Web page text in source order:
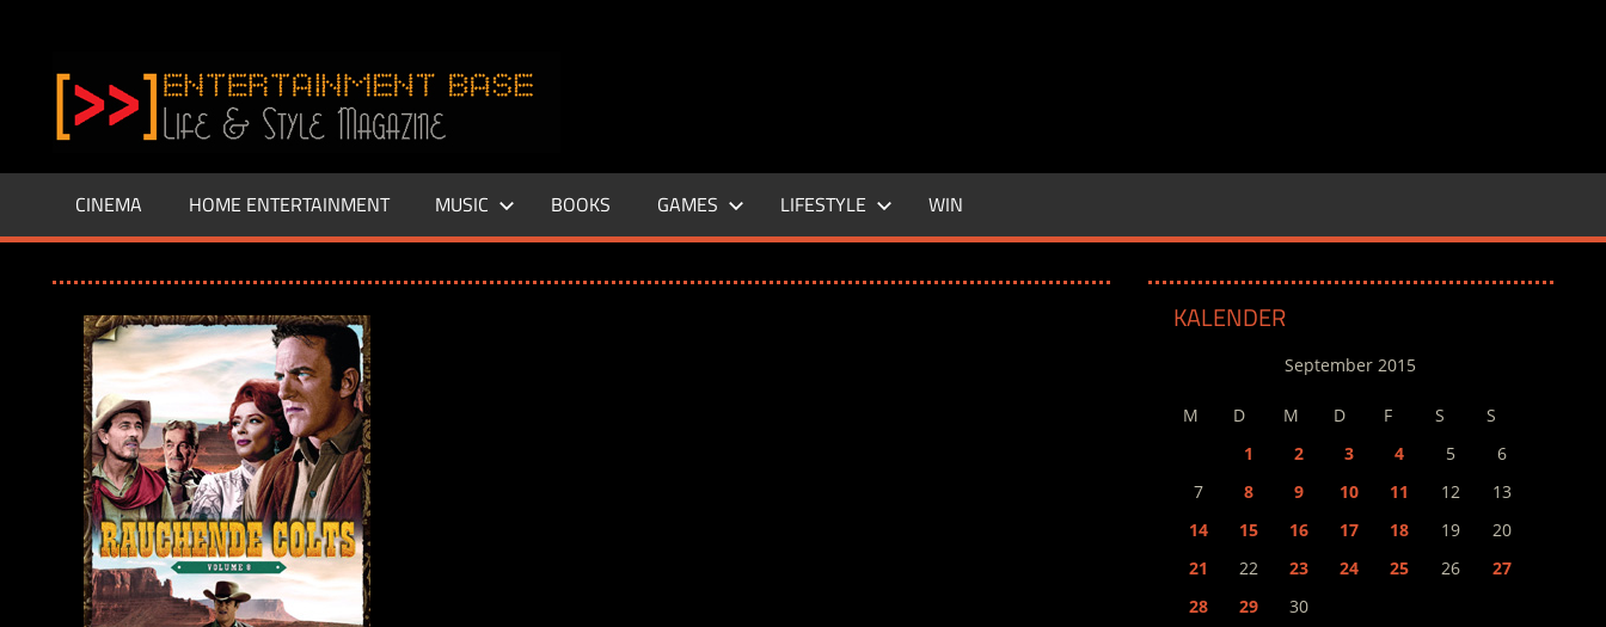
springen
–
LIFE
Base.de
CINEMA HOME ENTERTAINMENT MUSIC BOOKS GAMES LIFESTYLE WIN
KALENDER
September 2015
M D M D F S
S
1
2 3 4 5
6
7
8 9 10 11 12
13
14
15 16 17 18 19
20
21
22 23 24 25 26
27
28
29
30